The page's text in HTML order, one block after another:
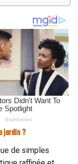
jardin ?
de simples